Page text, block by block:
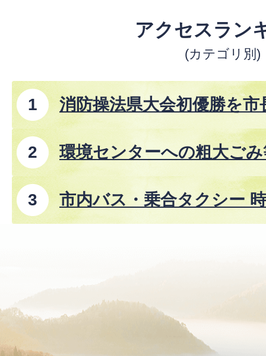
アクセスラン
(カテゴリ別)
消防操法県大会初優勝を市
環境センターへの粗大ご
市内バス・乗合タクシー
8年8月1日改正)